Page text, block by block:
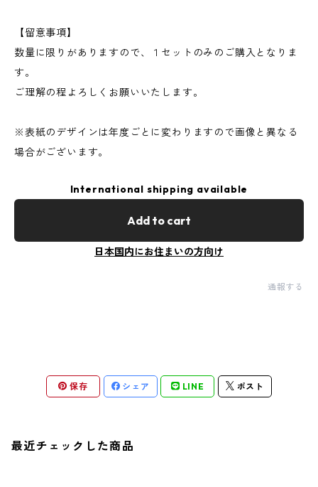
【留意事項】
数量に限りがありますので、１セットのみのご購入となりま
す。
ご理解の程よろしくお願いいたします。
※表紙のデザインは年度ごとに変わりますので画像と異なる
場合がございます。
International shipping available
Add to cart
日本国内にお住まいの方向け
通報する
保存 シェア LINE ポスト
最近チェックした商品